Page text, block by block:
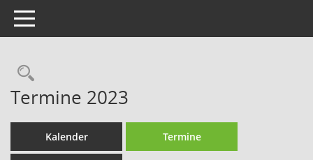
Toggle navigation
Rechercheauswahl
Termine 2023
Kalender Termine